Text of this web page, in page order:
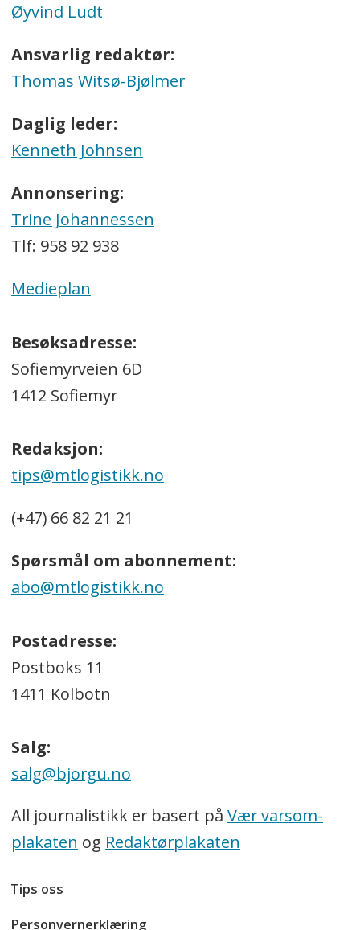
Øyvind Ludt
Ansvarlig redaktør:
Thomas Witsø-Bjølmer
Daglig leder:
Kenneth Johnsen
Annonsering:
Trine Johannessen
Tlf: 958 92 938
Medieplan
Besøksadresse:
Sofiemyrveien 6D
1412 Sofiemyr
Redaksjon:
tips@mtlogistikk.no
(+47) 66 82 21 21
Spørsmål om abonnement:
abo@mtlogistikk.no
Postadresse:
Postboks 11
1411 Kolbotn
Salg:
salg@bjorgu.no
All journalistikk er basert på Vær varsom-
plakaten og Redaktørplakaten
Tips oss
Personvernerklæring